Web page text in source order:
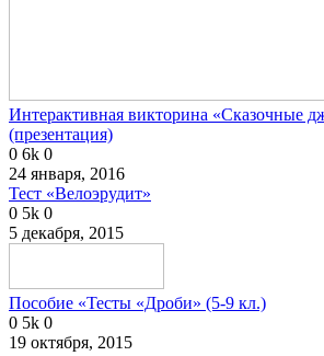
Интерактивная викторина «Сказочные
(презентация)
0 6k 0
24 января, 2016
Тест «Велоэрудит»
0 5k 0
5 декабря, 2015
Пособие «Тесты «Дроби» (5-9 кл.)
0 5k 0
19 октября, 2015